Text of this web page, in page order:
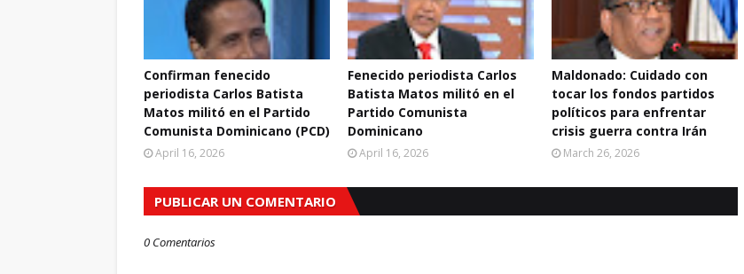
Confirman fenecido
periodista Carlos Batista
Matos militó en el Partido
Comunista Dominicano (PCD)
April 16, 2026
Fenecido periodista Carlos
Batista Matos militó en el
Partido Comunista
Dominicano
April 16, 2026
Maldonado: Cuidado con
tocar los fondos partidos
políticos para enfrentar
crisis guerra contra Irán
March 26, 2026
PUBLICAR UN COMENTARIO
0 Comentarios